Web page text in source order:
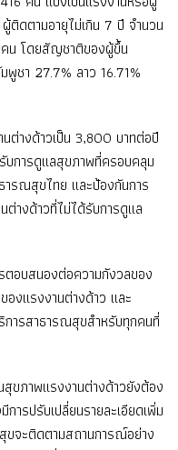
ดตามอายุไม่เกิน 7 ปี จำนวน
น โดยสัญชาติของผู้ขึ้น
พูชา 27.7% ลาว 16.71%
ต่างด้าวเป็น 3,800 บาทต่อปี
บการดูแลสุขภาพที่ครอบคลุม
ารณสุขไทย และป้องกันการ
ต่างด้าวที่ไม่ได้รับการดูแล
ตอบสนองต่อความกังวลของ
งแรงงานต่างด้าว และ
การสาธารณสุขสำหรับทุกคนที่
สุขภาพแรงงานต่างด้าวยังต้อง
รปรับเปลี่ยนรายละเอียดเพิ่ม
ขจะติดตามสถานการณ์อย่าง